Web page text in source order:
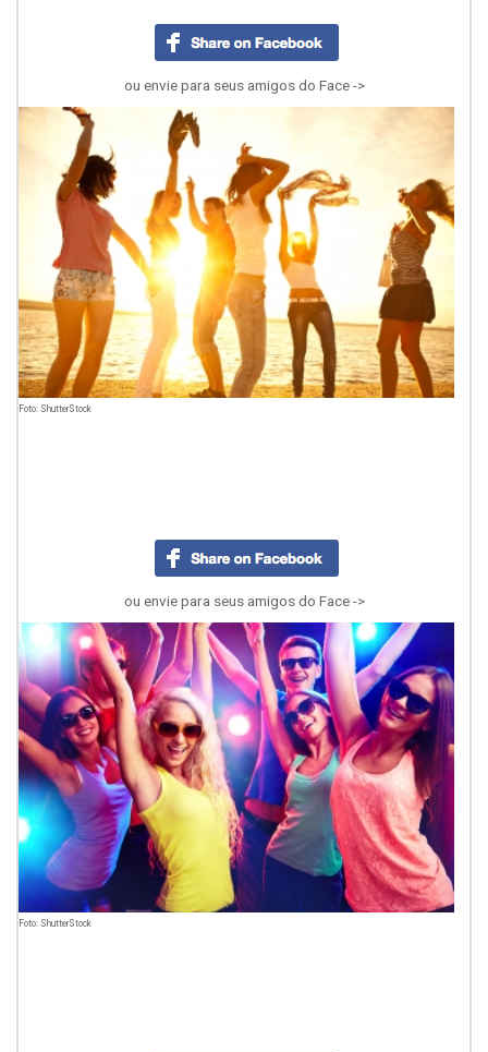
ou envie para seus amigos do Face ->
Foto: ShutterStock
ou envie para seus amigos do Face ->
Foto: ShutterStock